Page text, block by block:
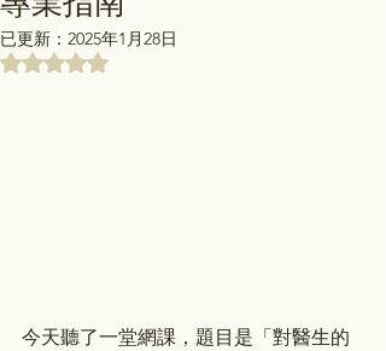
已更新： 2025年1月28日
評等為 NaN（最高為 5 顆星）。
今天聽了一堂網課，題目是「對醫生的